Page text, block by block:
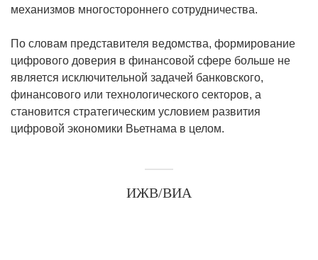
механизмов многостороннего сотрудничества.
По словам представителя ведомства, формирование
цифрового доверия в финансовой сфере больше не
является исключительной задачей банковского,
финансового или технологического секторов, а
становится стратегическим условием развития
цифровой экономики Вьетнама в целом.
ИЖВ/ВИА